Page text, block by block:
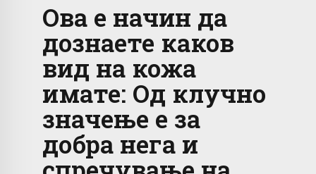
Ова е начин да
дознаете каков
вид на кожа
имате: Од клучно
значење е за
добра нега и